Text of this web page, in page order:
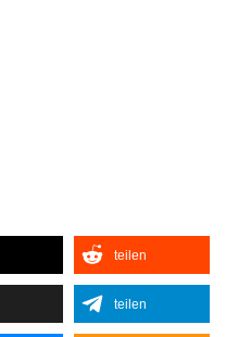
teilen
teilen